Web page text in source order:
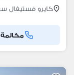
كايرو فستيفال
مكالمة